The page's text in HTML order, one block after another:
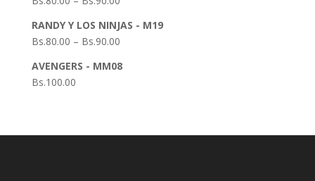
RANDY Y LOS NINJAS - M19
Bs.80.00 – Bs.90.00
AVENGERS - MM08
Bs.100.00